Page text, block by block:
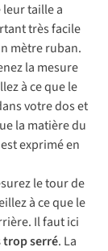
taille a
très facile
mètre ruban.
la mesure
à ce que le
votre dos et
la matière du
exprimé en
le tour de
à ce que le
Il faut ici
trop serré. La